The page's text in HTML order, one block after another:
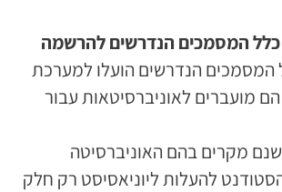
המסמכים הנדרשים להרשמה
המסמכים הנדרשים הועלו למערכת
הם מועברים לאוניברסיטאות עבור
מקרים בהם האוניברסיטה
להעלות ליוניאסיסט רק חלק